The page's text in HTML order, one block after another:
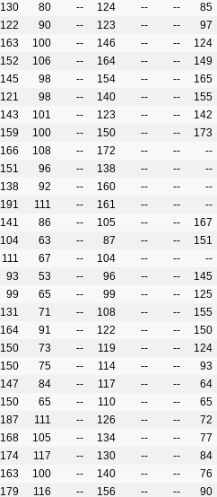
130 80 -- 124 -- -- 85
122 90 -- 123 -- -- 97
163 100 -- 146 -- -- 124
152 106 -- 164 -- -- 149
145 98 -- 154 -- -- 165
121 98 -- 140 -- -- 155
143 101 -- 123 -- -- 142
159 100 -- 150 -- -- 173
166 108 -- 172 -- -- --
151 96 -- 138 -- -- --
138 92 -- 160 -- -- --
191 111 -- 161 -- -- --
141 86 -- 105 -- -- 167
104 63 -- 87 -- -- 151
111 67 -- 104 -- -- --
93 53 -- 96 -- -- 145
99 65 -- 99 -- -- 125
131 71 -- 108 -- -- 155
164 91 -- 122 -- -- 150
150 73 -- 119 -- -- 124
150 75 -- 114 -- -- 93
147 84 -- 117 -- -- 64
150 65 -- 110 -- -- 65
187 111 -- 126 -- -- 72
168 105 -- 134 -- -- 77
174 117 -- 130 -- -- 84
163 100 -- 140 -- -- 76
179 116 -- 156 -- -- 90